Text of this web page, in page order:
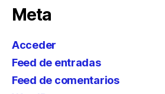
Meta
Acceder
Feed de entradas
Feed de comentarios